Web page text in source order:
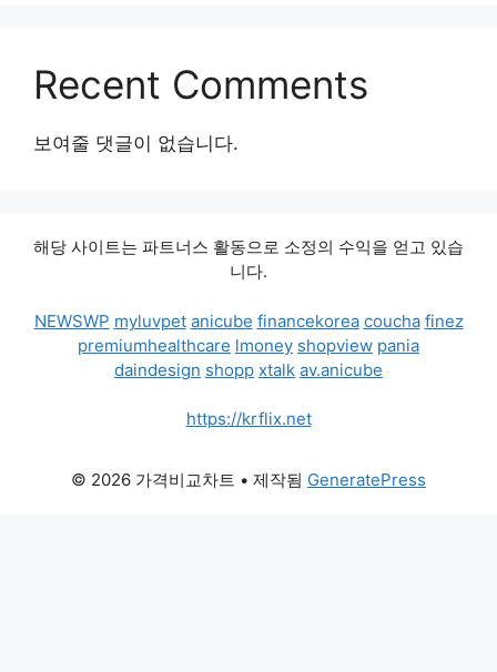
Recent Comments
보여줄 댓글이 없습니다.
해당 사이트는 파트너스 활동으로 소정의 수익을 얻고 있습
니다.
NEWSWP myluvpet anicube financekorea coucha finez
premiumhealthcare lmoney shopview pania
daindesign shopp xtalk av.anicube
https://krflix.net
© 2026 가격비교차트 • 제작됨 GeneratePress